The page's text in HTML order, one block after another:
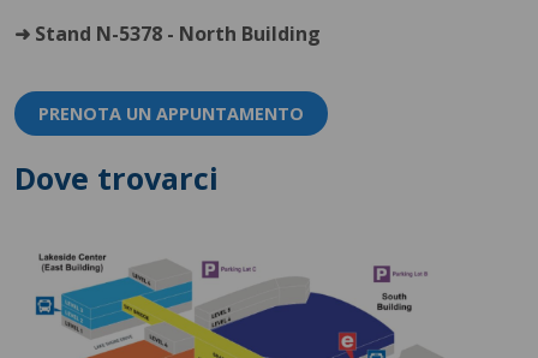
➜ Stand N-5378 - North Building
PRENOTA UN APPUNTAMENTO
Dove trovarci